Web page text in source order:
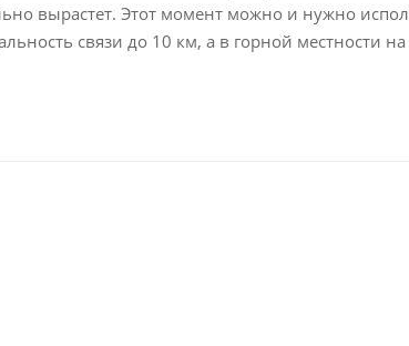
вырастет. Этот момент можно и нужно
связи до 10 км, а в горной местности